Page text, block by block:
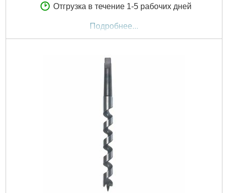
Отгрузка в течение 1-5 рабочих дней
Подробнее...